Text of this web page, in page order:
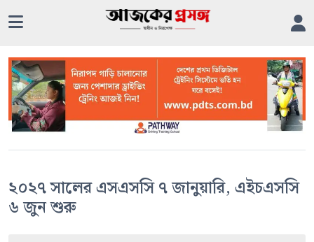
২০২৭ সালের এসএসসি ৭ জানুয়ারি, এইচএসসি
৬ জুন শুরু